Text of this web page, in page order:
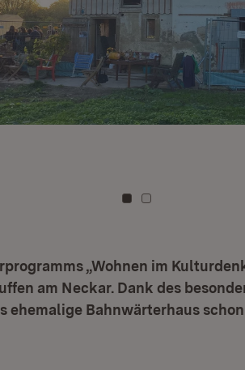
Zu Kachel: 0
Zu Kachel: 1
„Wohnen im
am Neckar. Dank des
ehemalige Bahnwärterhaus